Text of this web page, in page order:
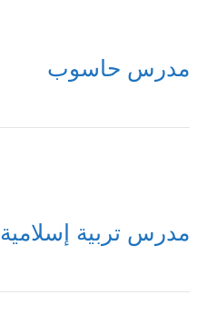
مدرس حاسوب
مدرس تربية إسلامية